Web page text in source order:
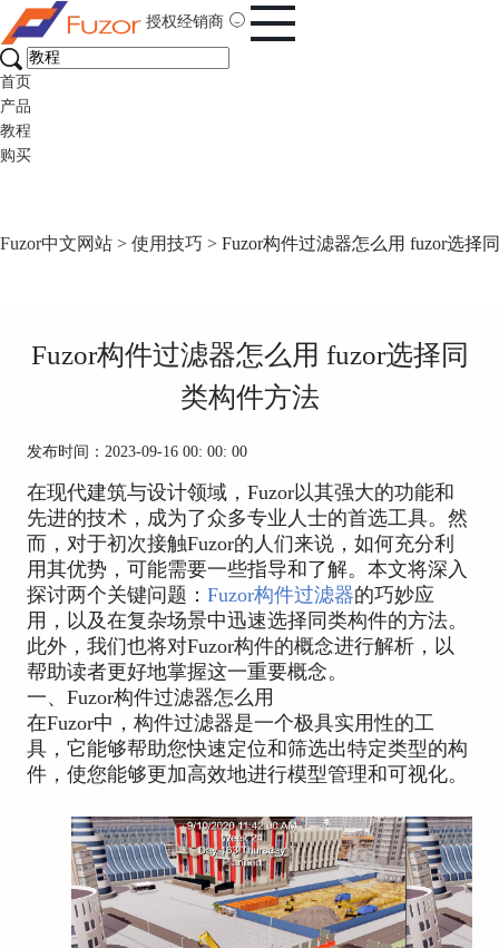
授权经销商
首页
产品
教程
购买
Fuzor中文网站 > 使用技巧 > Fuzor构件过滤器怎么用 fuzor选择
Fuzor构件过滤器怎么用 fuzor选择同
类构件方法
发布时间：2023-09-16 00: 00: 00
在现代建筑与设计领域，Fuzor以其强大的功能和
先进的技术，成为了众多专业人士的首选工具。然
而，对于初次接触Fuzor的人们来说，如何充分利
用其优势，可能需要一些指导和了解。本文将深入
探讨两个关键问题： Fuzor构件过滤器的巧妙应
用，以及在复杂场景中迅速选择同类构件的方法。
此外，我们也将对Fuzor构件的概念进行解析，以
帮助读者更好地掌握这一重要概念。
一、Fuzor构件过滤器怎么用
在Fuzor中，构件过滤器是一个极具实用性的工
具，它能够帮助您快速定位和筛选出特定类型的构
件，使您能够更加高效地进行模型管理和可视化。